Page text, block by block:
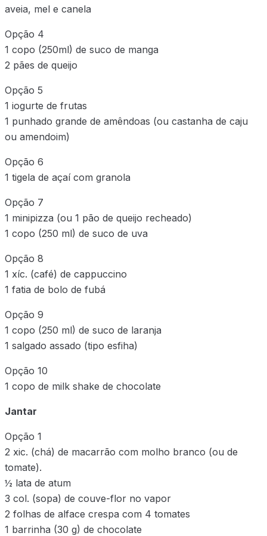
aveia, mel e canela
Opção 4
1 copo (250ml) de suco de manga
2 pães de queijo
Opção 5
1 iogurte de frutas
1 punhado grande de amêndoas (ou castanha de caju
ou amendoim)
Opção 6
1 tigela de açaí com granola
Opção 7
1 minipizza (ou 1 pão de queijo recheado)
1 copo (250 ml) de suco de uva
Opção 8
1 xíc. (café) de cappuccino
1 fatia de bolo de fubá
Opção 9
1 copo (250 ml) de suco de laranja
1 salgado assado (tipo esfiha)
Opção 10
1 copo de milk shake de chocolate
Jantar
Opção 1
2 xic. (chá) de macarrão com molho branco (ou de
tomate).
½ lata de atum
3 col. (sopa) de couve-flor no vapor
2 folhas de alface crespa com 4 tomates
1 barrinha (30 g) de chocolate